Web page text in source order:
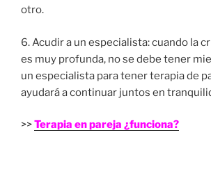
otro.
6. Acudir a un especialista: cuando la
es muy profunda, no se debe tener
un especialista para tener terapia de
ayudará a continuar juntos en
>>Terapia en pareja ¿funciona?